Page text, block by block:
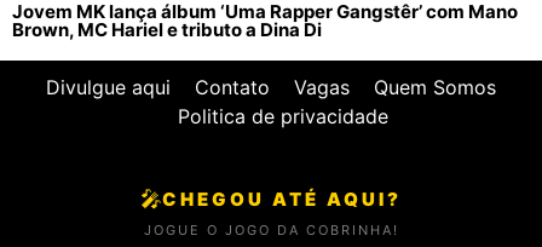
Jovem MK lança álbum ‘Uma Rapper Gangstêr’ com Mano
Brown, MC Hariel e tributo a Dina Di
Divulgue aqui Contato Vagas
Quem Somos
Politica de privacidade
🎤CHEGOU ATÉ AQUI?
JOGUE O JOGO DA COBRINHA!